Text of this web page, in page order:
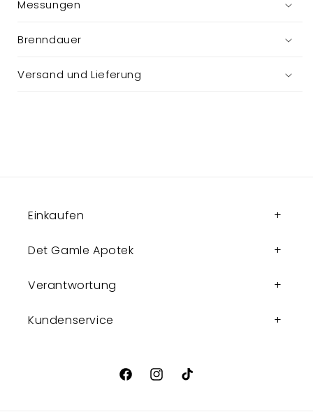
Messungen
Brenndauer
Versand und Lieferung
Einkaufen
Det Gamle Apotek
Verantwortung
Kundenservice
FacebookInstagram
TikTok